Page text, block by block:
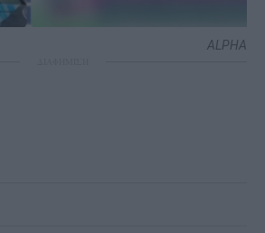
ALPHA